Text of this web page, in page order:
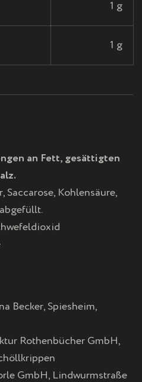
1 g
1 g
an Fett, gesättigten
Saccarose, Kohlensäure,
Becker, Spiesheim,
Rothenbücher GmbH,
GmbH, Lindwurmstraße